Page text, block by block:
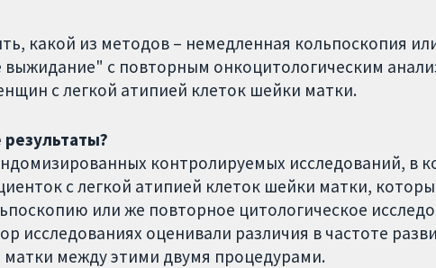
какой из методов – немедленная кольпоскопия
с повторным онкоцитологическим
с легкой атипией клеток шейки матки.
контролируемых исследований, в
с легкой атипией клеток шейки матки,
или же повторное цитологическое
исследованиях оценивали различия в частоте
между этими двумя процедурами.